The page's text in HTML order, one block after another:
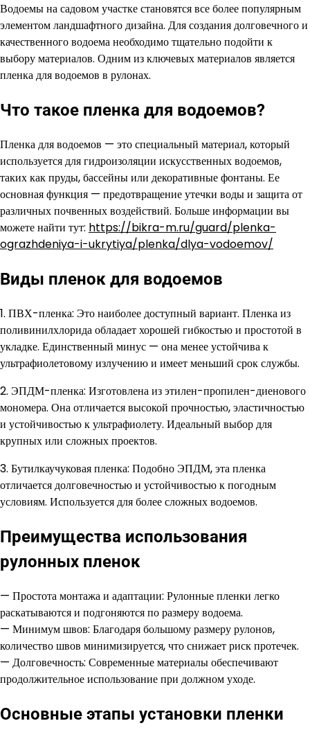
Водоемы на садовом участке становятся все более популярным
элементом ландшафтного дизайна. Для создания долговечного и
качественного водоема необходимо тщательно подойти к
выбору материалов. Одним из ключевых материалов является
пленка для водоемов в рулонах.
Что такое пленка для водоемов?
Пленка для водоемов — это специальный материал, который
используется для гидроизоляции искусственных водоемов,
таких как пруды, бассейны или декоративные фонтаны. Ее
основная функция — предотвращение утечки воды и защита от
различных почвенных воздействий. Больше информации вы
можете найти тут: https://bikra-m.ru/guard/plenka-
ograzhdeniya-i-ukrytiya/plenka/dlya-vodoemov/
Виды пленок для водоемов
1. ПВХ-пленка: Это наиболее доступный вариант. Пленка из
поливинилхлорида обладает хорошей гибкостью и простотой в
укладке. Единственный минус — она менее устойчива к
ультрафиолетовому излучению и имеет меньший срок службы.
2. ЭПДМ-пленка: Изготовлена из этилен-пропилен-диенового
мономера. Она отличается высокой прочностью, эластичностью
и устойчивостью к ультрафиолету. Идеальный выбор для
крупных или сложных проектов.
3. Бутилкаучуковая пленка: Подобно ЭПДМ, эта пленка
отличается долговечностью и устойчивостью к погодным
условиям. Используется для более сложных водоемов.
Преимущества использования
рулонных пленок
— Простота монтажа и адаптации: Рулонные пленки легко
раскатываются и подгоняются по размеру водоема.
— Минимум швов: Благодаря большому размеру рулонов,
количество швов минимизируется, что снижает риск протечек.
— Долговечность: Современные материалы обеспечивают
продолжительное использование при должном уходе.
Основные этапы установки пленки